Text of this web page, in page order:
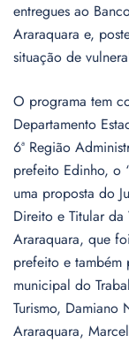
entregues ao
Araraquara e,
situação de
O programa tem
Departamento
6ª Região
prefeito Edinho, o
uma proposta do
Direito e Titular da
Araraquara, que
prefeito e também
municipal do
Turismo, Damiano
Araraquara,